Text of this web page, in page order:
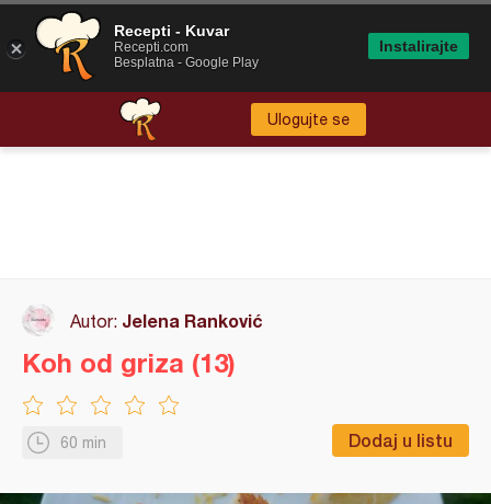
Ulogujte se
Autor: Jelena Ranković
60 min Dodaj u listu
Koh od griza (13)
Recepti - Kuvar
Recepti.com
Besplatna - Google Play
Instalirajte